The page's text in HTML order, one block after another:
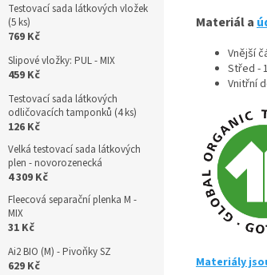
Testovací sada látkových vložek
(5 ks)
769 Kč
Slipové vložky: PUL - MIX
459 Kč
Testovací sada látkových
odličovacích tamponků (4 ks)
126 Kč
Velká testovací sada látkových
plen - novorozenecká
4 309 Kč
Fleecová separační plenka M -
MIX
31 Kč
Ai2 BIO (M) - Pivoňky SZ
629 Kč
Materiál a
Vnější
Střed -
Vnitřní
Materiály